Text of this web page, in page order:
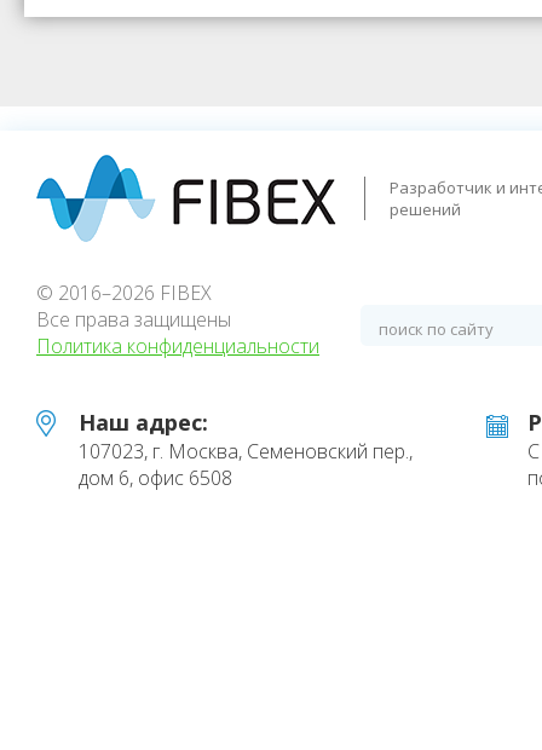
Разработчик и
решений
© 2016–2026 FIBEX
Все права защищены
Политика конфиденциальности
Наш адрес:
107023, г. Москва, Семеновский пер.,
дом 6, офис 6508